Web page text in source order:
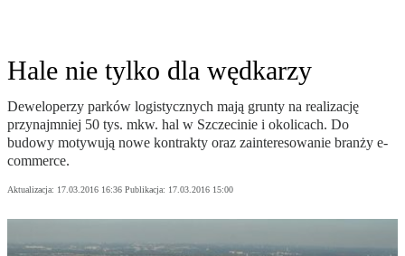
Hale nie tylko dla wędkarzy
Deweloperzy parków logistycznych mają grunty na realizację
przynajmniej 50 tys. mkw. hal w Szczecinie i okolicach. Do
budowy motywują nowe kontrakty oraz zainteresowanie branży e-
commerce.
Aktualizacja: 17.03.2016 16:36 Publikacja: 17.03.2016 15:00